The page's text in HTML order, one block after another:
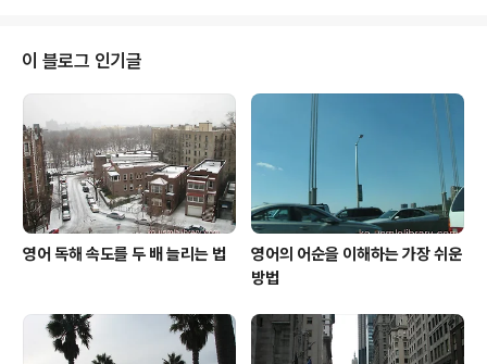
월급을 받아보고 세금을 내고 나중에 연말 정산이란 것도
해보고 했지만 미국에서 해보는 세금환급이란 것은 아무래
도 낯설고 긴장되는 일이었습니다. 사실 한국에서는 아주
기본적인 개념조차도 없이 과에서 비서가 그냥 알려주는
대로 하다가 막상 내가 알아서 하려니까 아주 막막하더군
요. 제가 아는 연말정산이란 것은 세금을 더..
이 블로그 인기글
영어 독해 속도를 두 배 늘리는 법
영어의 어순을 이해하는 가장 쉬운
방법